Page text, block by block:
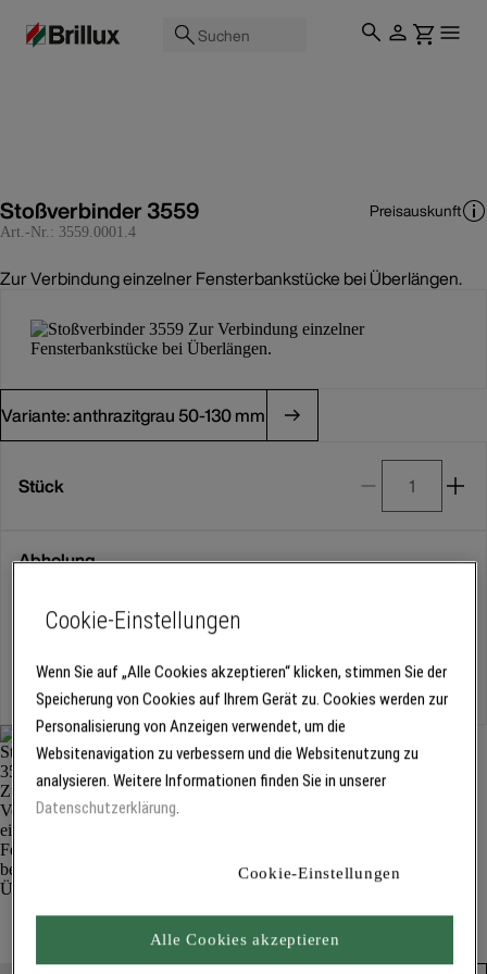
Suchen
Stoßverbinder 3559
Art.-Nr.: 3559.0001.4
Preisauskunft
Zur Verbindung einzelner Fensterbankstücke bei Überlängen.
Variante: anthrazitgrau 50-130 mm
Stück
Abholung
Kostenlose Lieferung
Für Lieferzeiten bitteanmelden
Stoßverbinder 3559
Cookie-Einstellungen
Wenn Sie auf „Alle Cookies akzeptieren“ klicken, stimmen Sie der
Speicherung von Cookies auf Ihrem Gerät zu. Cookies werden zur
Personalisierung von Anzeigen verwendet, um die
Websitenavigation zu verbessern und die Websitenutzung zu
analysieren. Weitere Informationen finden Sie in unserer
Datenschutzerklärung.
Cookie-Einstellungen
Alle Cookies akzeptieren